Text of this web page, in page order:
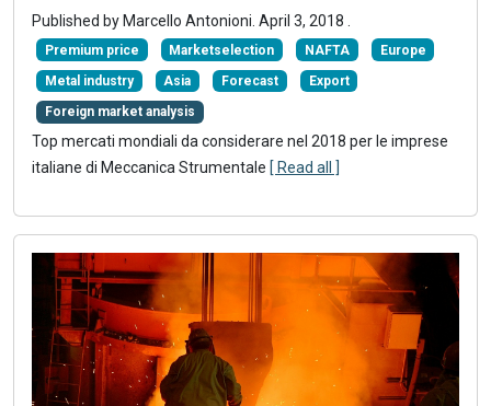
Published by Marcello Antonioni. April 3, 2018 .
Premium price Marketselection NAFTA Europe
Metal industry Asia Forecast Export
Foreign market analysis
Top mercati mondiali da considerare nel 2018 per le imprese
italiane di Meccanica Strumentale [ Read all ]